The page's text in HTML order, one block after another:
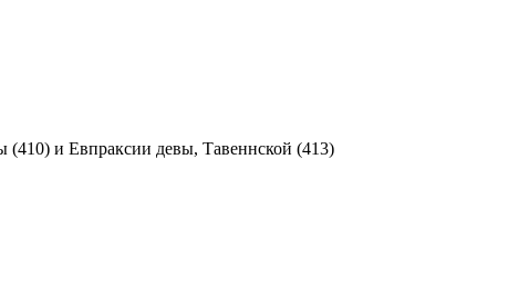
и Евпраксии девы, Тавеннской (413)